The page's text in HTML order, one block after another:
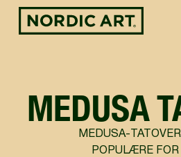
MEDUSA
MEDUSA-
POPULÆRE FOR